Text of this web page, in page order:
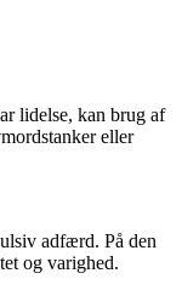
lidelse, kan brug af
eller
adfærd. På den
og varighed.